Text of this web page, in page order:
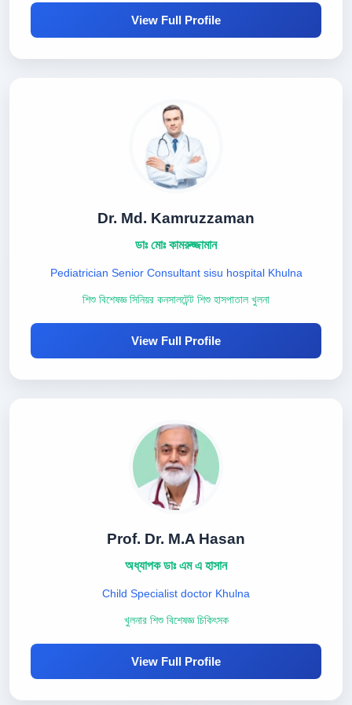
View Full Profile
Dr. Md. Kamruzzaman
ডাঃ মোঃ কামরুজ্জামান
Pediatrician Senior Consultant sisu hospital Khulna
শিশু বিশেষজ্ঞ সিনিয়র কনসালটেন্ট শিশু হাসপাতাল খুলনা
View Full Profile
Prof. Dr. M.A Hasan
অধ্যাপক ডাঃ এম এ হাসান
Child Specialist doctor Khulna
খুলনার শিশু বিশেষজ্ঞ চিকিৎসক
View Full Profile